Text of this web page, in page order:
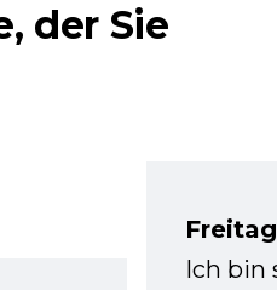
der Sie
Ich bin